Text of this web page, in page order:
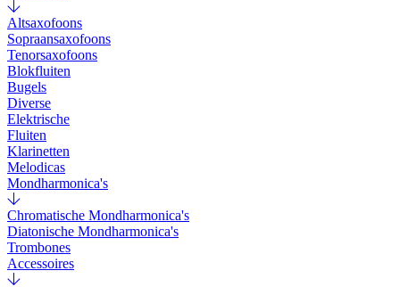
Altsaxofoons
Sopraansaxofoons
Tenorsaxofoons
Blokfluiten
Bugels
Diverse
Elektrische
Fluiten
Klarinetten
Melodicas
Mondharmonica's
Chromatische Mondharmonica's
Diatonische Mondharmonica's
Trombones
Accessoires